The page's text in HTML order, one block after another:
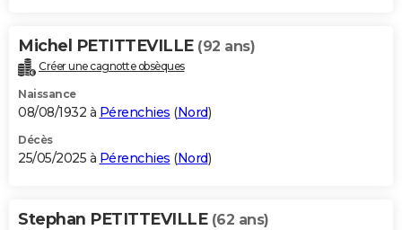
Bricolage
Lifestyle
Culture
Sport
Auto
Television
Voyage
Cinema
Michel PETITTEVILLE (92 ans)
Créer une cagnotte obsèques
Naissance
08/08/1932 à Pérenchies (Nord)
Décès
25/05/2025 à Pérenchies (Nord)
Stephan PETITTEVILLE (62 ans)